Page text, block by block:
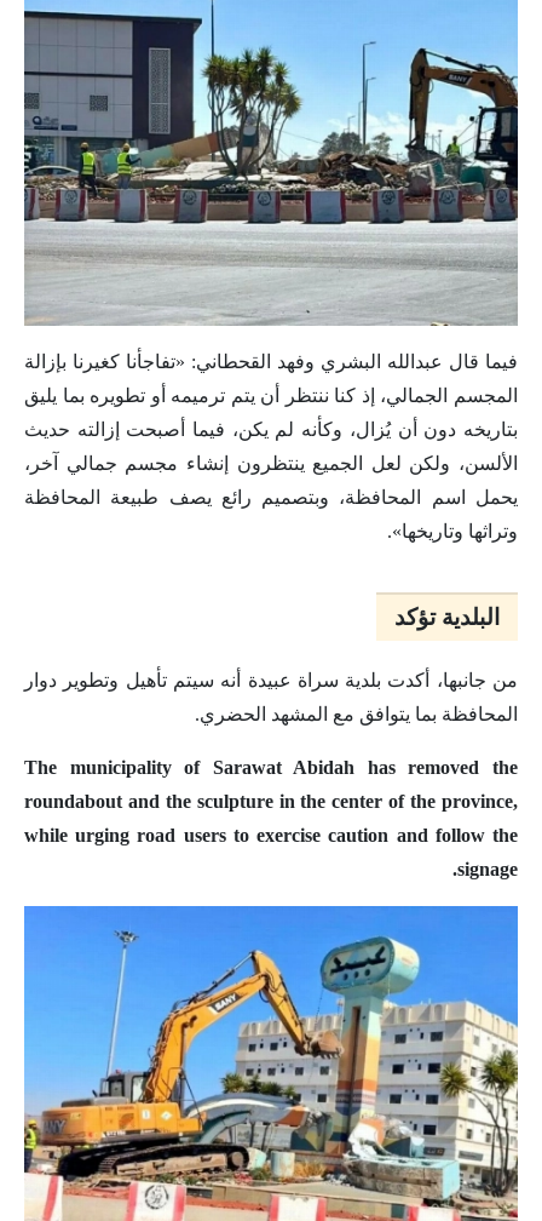
فيما قال عبدالله البشري وفهد القحطاني: «تفاجأنا كغيرنا بإزالة
المجسم الجمالي، إذ كنا ننتظر أن يتم ترميمه أو تطويره بما يليق
بتاريخه دون أن يُزال، وكأنه لم يكن، فيما أصبحت إزالته حديث
الألسن، ولكن لعل الجميع ينتظرون إنشاء مجسم جمالي آخر،
يحمل اسم المحافظة، وبتصميم رائع يصف طبيعة المحافظة
وتراثها وتاريخها».
البلدية تؤكد
من جانبها، أكدت بلدية سراة عبيدة أنه سيتم تأهيل وتطوير دوار
المحافظة بما يتوافق مع المشهد الحضري.
The municipality of Sarawat Abidah has removed the
roundabout and the sculpture in the center of the province,
while urging road users to exercise caution and follow the
signage.